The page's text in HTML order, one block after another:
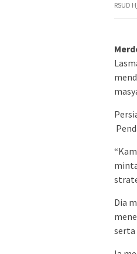
RSUD
Dia
serta